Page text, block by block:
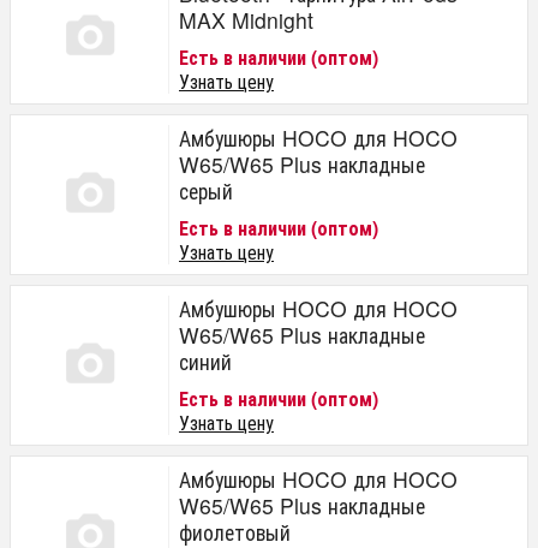
MAX Midnight
Есть в наличии (оптом)
Узнать цену
Амбушюры HOCO для HOCO
W65/W65 Plus накладные
серый
Есть в наличии (оптом)
Узнать цену
Амбушюры HOCO для HOCO
W65/W65 Plus накладные
синий
Есть в наличии (оптом)
Узнать цену
Амбушюры HOCO для HOCO
W65/W65 Plus накладные
фиолетовый